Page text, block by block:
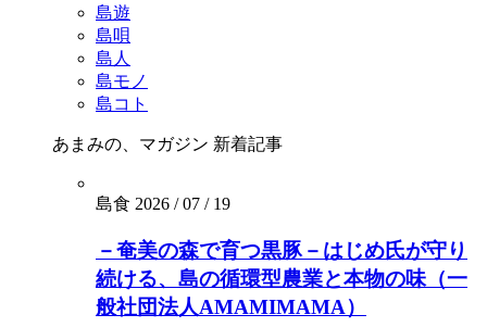
島遊
島唄
島人
島モノ
島コト
あまみの、マガジン 新着記事
島食 2026 / 07 / 19
－奄美の森で育つ黒豚－はじめ氏が守り
続ける、島の循環型農業と本物の味（一
般社団法人AMAMIMAMA）